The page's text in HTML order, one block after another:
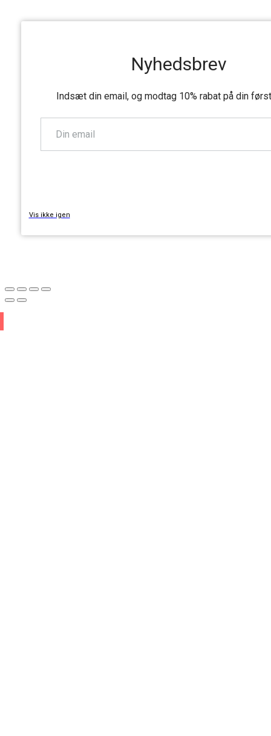
Nyhedsbrev
Indsæt din email, og modtag 10% rabat på din
Vis ikke igen